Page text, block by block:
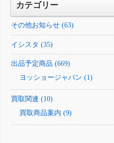
カテゴリー
その他お知らせ (63)
イシスタ (35)
出品予定商品 (669)
ヨッショージャパン (1)
買取関連 (10)
買取商品案内 (9)